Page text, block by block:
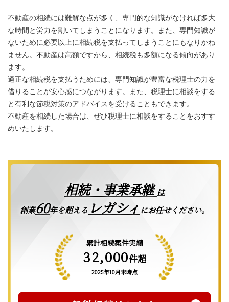
不動産の相続には難解な点が多く、専門的な知識がなければ多大
な時間と労力を割いてしまうことになります。また、専門知識が
ないために必要以上に相続税を支払ってしまうことにもなりかね
ません。不動産は高額ですから、相続税も多額になる傾向があり
ます。
適正な相続税を支払うためには、専門知識が豊富な税理士の力を
借りることが安心感につながります。また、税理士に相談をする
と有利な節税対策のアドバイスを受けることもできます。
不動産を相続した場合は、ぜひ税理士に相談をすることをおすす
めいたします。
相続・事業承継は
創業60年を超える レガシィ にお任せください。
累計相続案件実績
32,000件超
2025年10月末時点